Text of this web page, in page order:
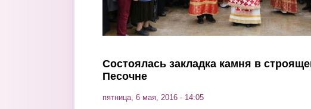
Состоялась закладка камня в
Песочне
пятница, 6 мая, 2016 - 14:05